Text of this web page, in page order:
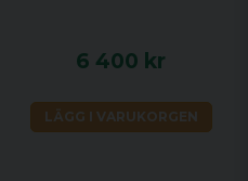
6 400 kr
LÄGG I VARUKORGEN